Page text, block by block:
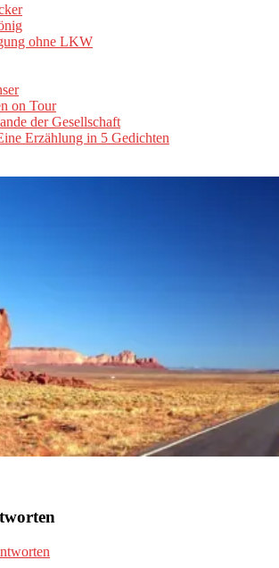
ohne LKW
on Tour
der Gesellschaft
Erzählung in 5 Gedichten